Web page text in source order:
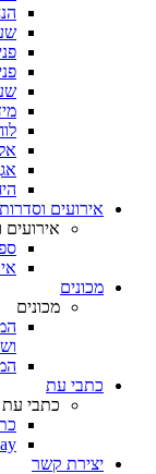
אירועים וסדרות
אירועים
מכונים
מכונים
כתבי עת
כתבי עת
יצירת קשר